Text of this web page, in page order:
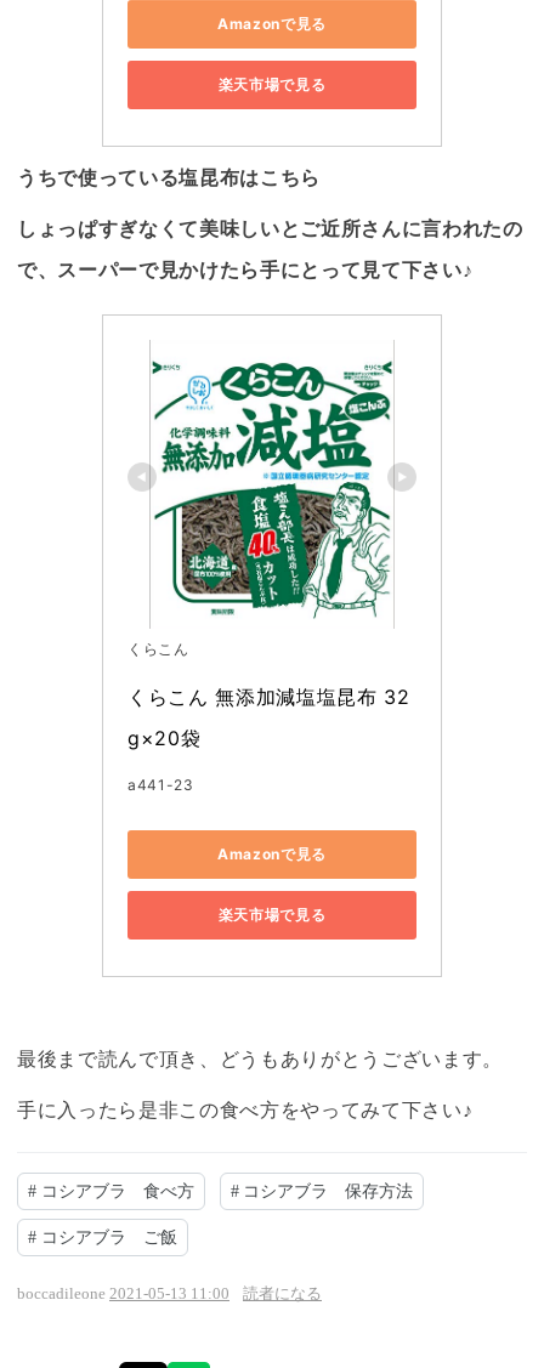
Amazonで見る
楽天市場で見る
うちで使っている塩昆布はこちら
しょっぱすぎなくて美味しいとご近所さんに言われたの
で、スーパーで見かけたら手にとって見て下さい♪
くらこん
くらこん 無添加減塩塩昆布 32
g×20袋
a441-23
Amazonで見る
楽天市場で見る
最後まで読んで頂き、どうもありがとうございます。
手に入ったら是非この食べ方をやってみて下さい♪
# コシアブラ 食べ方 # コシアブラ 保存方法
# コシアブラ ご飯
boccadileone 2021-05-13 11:00 読者になる